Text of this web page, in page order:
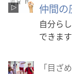
仲間の
自分ら
できま
「目ざ